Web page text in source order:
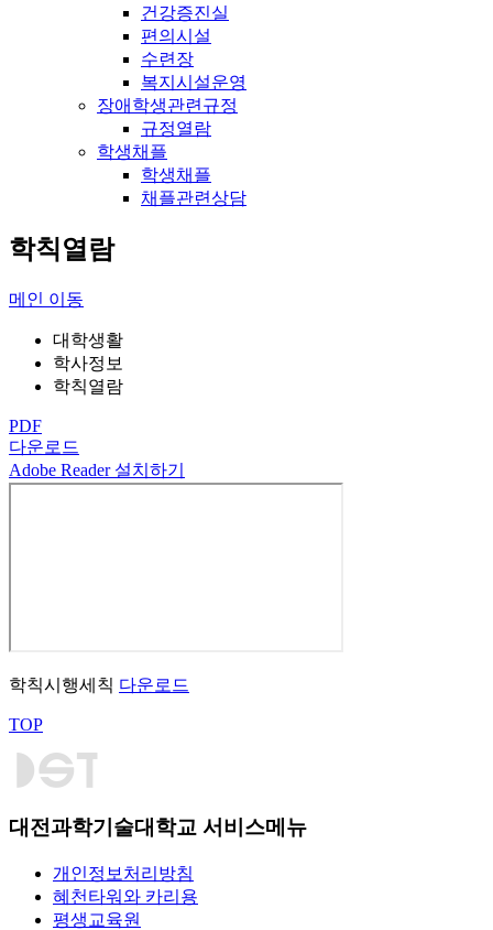
건강증진실
편의시설
수련장
복지시설운영
장애학생관련규정
규정열람
학생채플
학생채플
채플관련상담
학칙열람
메인 이동
대학생활
학사정보
학칙열람
PDF
다운로드
Adobe Reader 설치하기
학칙시행세칙 다운로드
TOP
대전과학기술대학교 서비스메뉴
개인정보처리방침
혜천타워와 카리용
평생교육원